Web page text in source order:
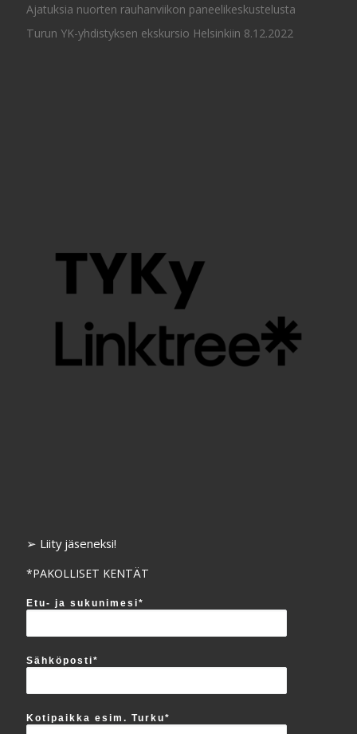
Ajatuksia nuorten rauhanviikon paneelikeskustelusta
Turun YK-yhdistyksen ekskursio Helsinkiin 8.12.2022
➢ Liity jäseneksi!
*PAKOLLISET KENTÄT
Etu- ja sukunimesi*
Sähköposti*
Kotipaikka esim. Turku*